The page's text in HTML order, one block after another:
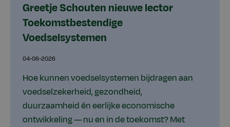
Greetje Schouten nieuwe lector
Toekomstbestendige
Voedselsystemen
04-06-2026
Hoe kunnen voedselsystemen bijdragen aan
voedselzekerheid, gezondheid,
duurzaamheid én eerlijke economische
ontwikkeling — nu en in de toekomst? Met